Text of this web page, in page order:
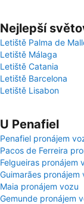
Nejlepší
Letiště Palma de
Letiště Málaga
Letiště Catania
Letiště Barcelona
Letiště Lisabon
U Penafiel
Penafiel pronájem
Pacos de Ferreira
Felgueiras pronájem
Guimarães pronájem
Maia pronájem vozu
Gemunde pronájem